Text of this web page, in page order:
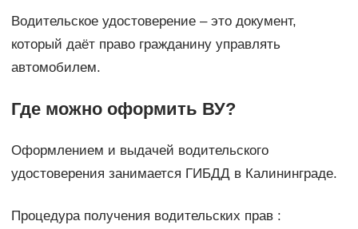
Водительское удостоверение – это документ,
который даёт право гражданину управлять
автомобилем.
Где можно оформить ВУ?
Оформлением и выдачей водительского
удостоверения занимается ГИБДД в Калининграде.
Процедура получения водительских прав :